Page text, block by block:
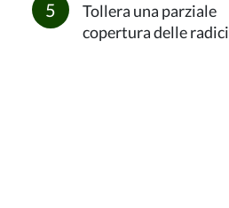
Tollera una parziale
copertura delle radici